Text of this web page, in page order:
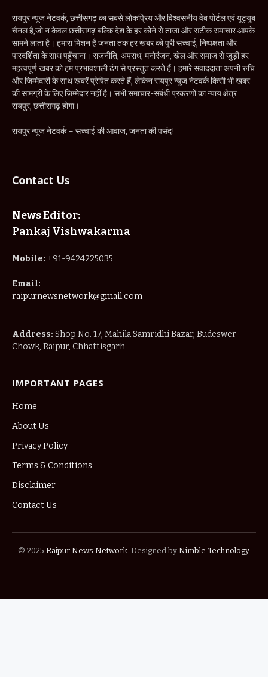
रायपुर न्यूज नेटवर्क, छत्तीसगढ़ का सबसे लोकप्रिय और विश्वसनीय वेब पोर्टल एवं यूट्यूब
चैनल है,जो न केवल छत्तीसगढ़ बल्कि देश के हर कोने से ताजा और सटीक समाचार आपके
सामने लाता है। हमारा मिशन है जनता तक हर खबर को पूरी सच्चाई, निष्पक्षता और
पारदर्शिता के साथ पहुँचाना। राजनीति, अपराध, मनोरंजन, खेल और समाज से जुड़ी हर
महत्वपूर्ण खबर को हम प्रभावशाली ढंग से प्रस्तुत करते हैं। हमारे संवाददाता अपनी रुचि
और जिम्मेदारी के साथ खबरें प्रेषित करते हैं, लेकिन रायपुर न्यूज नेटवर्क किसी भी खबर
की सामग्री के लिए जिम्मेदार नहीं है। सभी समाचार-संबंधी प्रकरणों का न्याय क्षेत्र
रायपुर, छत्तीसगढ़ होगा।
रायपुर न्यूज नेटवर्क – सच्चाई की आवाज, जनता की पसंद!
Contact Us
News Editor:
Pankaj Vishwakarma
Mobile: +91-9424225035
Email:
raipurnewsnetwork@gmail.com
Address: Shop No. 17, Mahila Samridhi Bazar, Budeswer
Chowk, Raipur, Chhattisgarh
IMPORTANT PAGES
Home
About Us
Privacy Policy
Terms & Conditions
Disclaimer
Contact Us
© 2025 Raipur News Network. Designed by Nimble Technology.